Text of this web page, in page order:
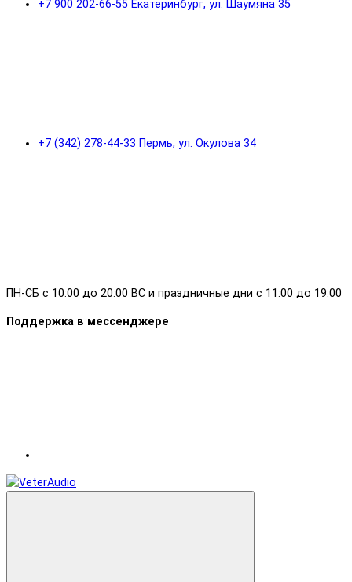
+7 900 202-66-55 Екатеринбург, ул. Шаумяна 35
+7 (342) 278-44-33 Пермь, ул. Окулова 34
ПН-СБ с 10:00 до 20:00 ВС и праздничные дни с 11:00 до 19:00
Поддержка в мессенджере